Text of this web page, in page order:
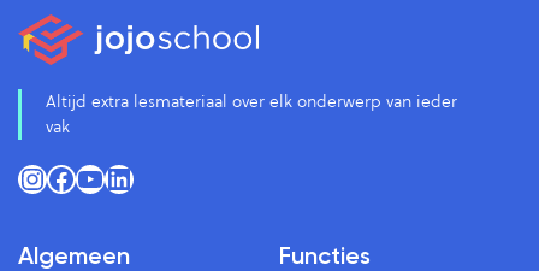
Altijd extra lesmateriaal over elk onderwerp van ieder
vak
Instagram
Facebook
YouTube
LinkedIn
Algemeen Functies